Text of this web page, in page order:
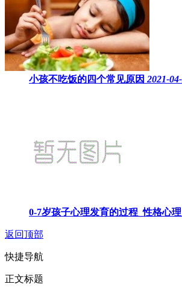
小孩不吃饭的四个常见原因 2021-
0-7岁孩子心理发育的过程_性格心理
返回顶部
快捷导航
正文标题